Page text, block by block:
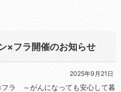
×フラ開催のお知らせ
2025年9月21日
ラ ～がんになっても安心して暮